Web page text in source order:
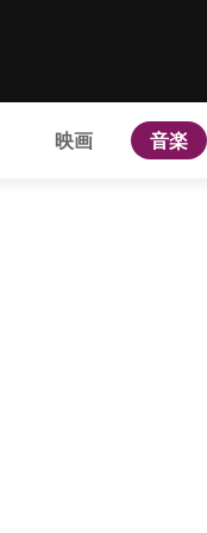
映画 音楽